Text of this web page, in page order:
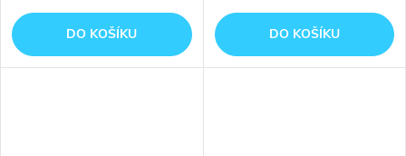
DO KOŠÍKU DO KOŠÍKU